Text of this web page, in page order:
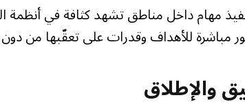
مهام داخل مناطق تشهد كثافة في أنظمة
مباشرة للأهداف وقدرات على تعقّبها من دون
والإطلاق